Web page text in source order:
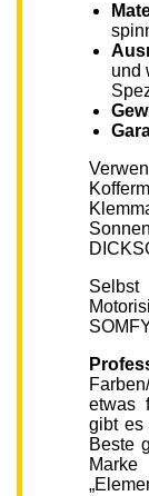
und
etwas
gibt es
Beste